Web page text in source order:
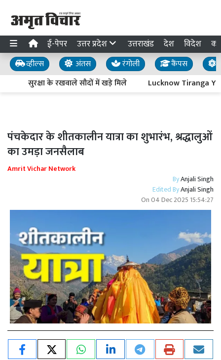
ई-पेपर उत्तर प्रदेश उत्तराखंड देश विदेश
व्हील्स अंतस रंगोली कैंपस
सुरक्षा के रखवाले सौदों में खड़े मिले
Lucknow Tiranga
पंचकेदार के शीतकालीन यात्रा का शुभारंभ, श्रद्धालुओं
का उमड़ा जनसैलाब
Amrit Vichar Network
ByAnjali Singh
Edited ByAnjali Singh
On04 Dec 2025 15:54:27